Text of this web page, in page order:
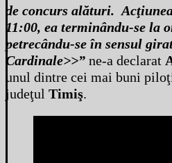
de concurs alături.
11:00, ea terminându-se la
petrecându-se în sensul
Cardinale>>” ne-a declarat
unul dintre cei mai buni
judeţul Timiş.